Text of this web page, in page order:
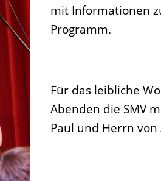
mit Informationen
Programm.
Für das leibliche
Abenden die SMV
Paul und Herrn von